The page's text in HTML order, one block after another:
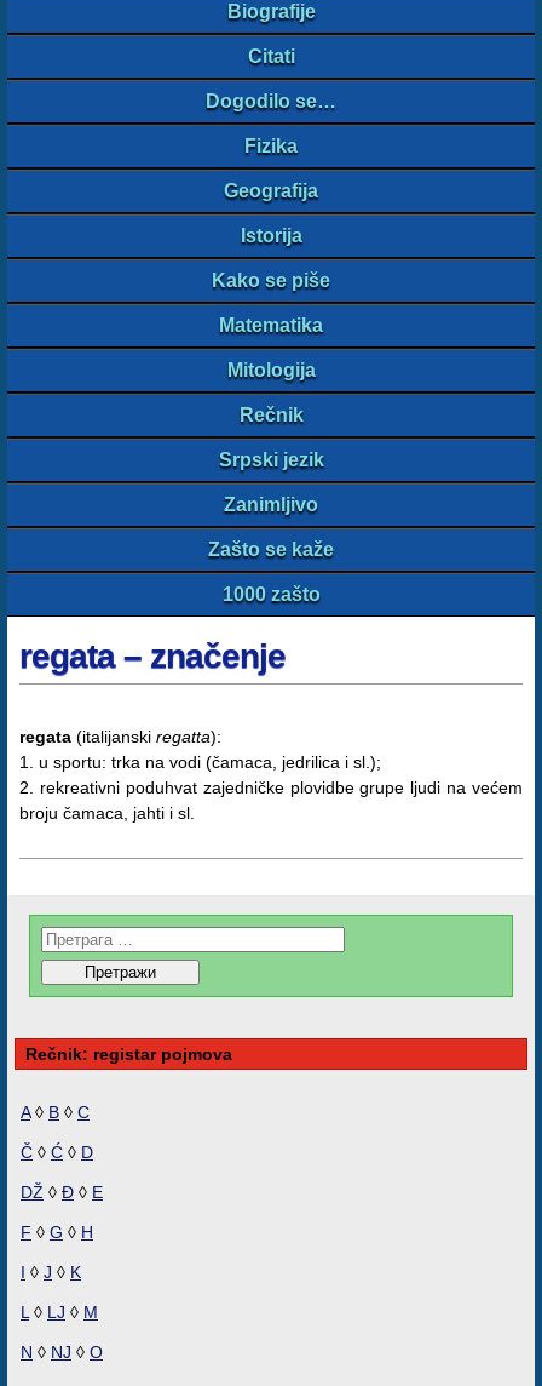
Biografije
Citati
Dogodilo se…
Fizika
Geografija
Istorija
Kako se piše
Matematika
Mitologija
Rečnik
Srpski jezik
Zanimljivo
Zašto se kaže
1000 zašto
regata – značenje
regata (italijanski regatta):
1. u sportu: trka na vodi (čamaca, jedrilica i sl.);
2. rekreativni poduhvat zajedničke plovidbe grupe ljudi na većem
broju čamaca, jahti i sl.
Rečnik: registar pojmova
A◊ B ◊ C
Č ◊ Ć ◊ D
DŽ ◊ Đ ◊ E
F ◊ G ◊ H
I ◊ J ◊ K
L ◊ LJ ◊ M
N ◊ NJ ◊ O